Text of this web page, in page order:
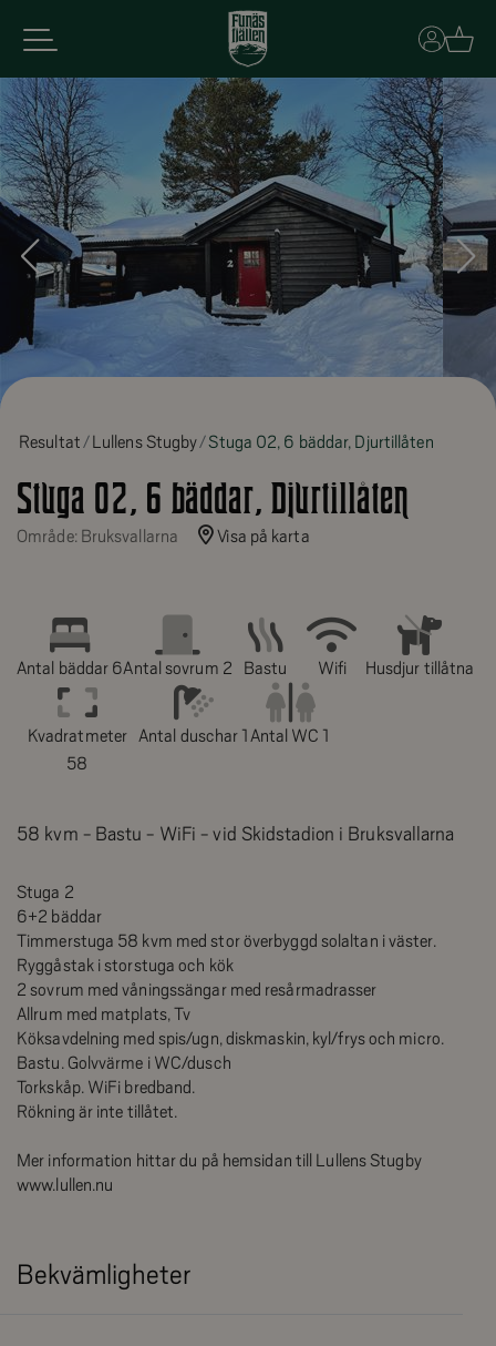
Basket
Resultat Lullens Stugby Stuga 02, 6 bäddar, Djurtillåten
Stuga 02, 6 bäddar, Djurtillåten
Område: Bruksvallarna Visa på karta
Antal bäddar 6Antal sovrum 2 Bastu Wifi Husdjur tillåtna
Kvadratmeter
58
Antal duschar 1Antal WC 1
Stuga 2
6+2 bäddar
Timmerstuga 58 kvm med stor överbyggd solaltan i väster.
Ryggåstak i storstuga och kök
2 sovrum med våningssängar med resårmadrasser
Allrum med matplats, Tv
Köksavdelning med spis/ugn, diskmaskin, kyl/frys och micro.
Bastu. Golvvärme i WC/dusch
Torkskåp. WiFi bredband.
Rökning är inte tillåtet.
Mer information hittar du på hemsidan till Lullens Stugby
www.lullen.nu
Bekvämligheter